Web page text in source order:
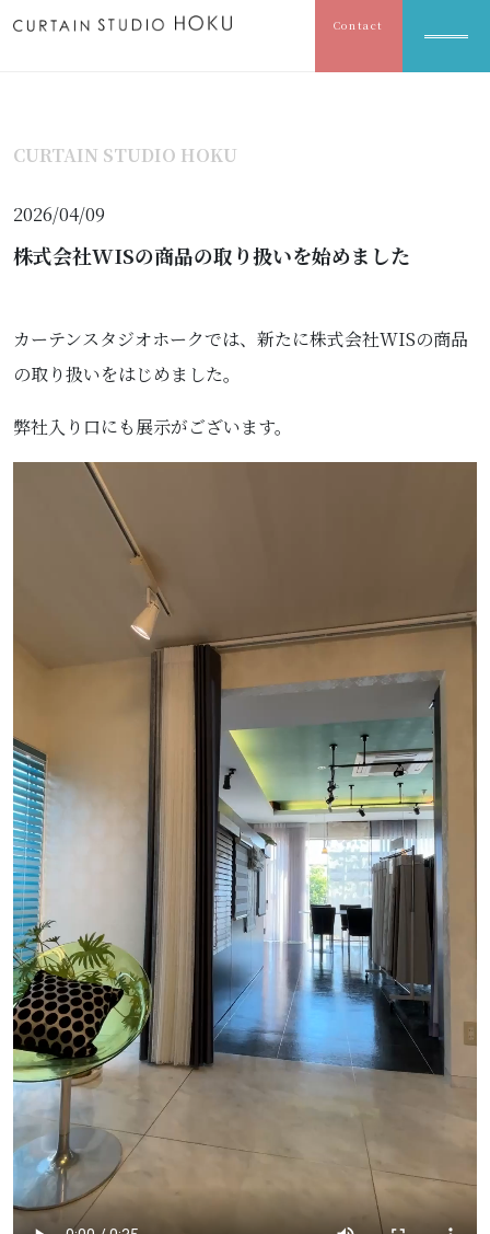
Contact
CURTAIN STUDIO HOKU
2026/04/09
株式会社WISの商品の取り扱いを始めました
カーテンスタジオホークでは、新たに株式会社WISの商品
の取り扱いをはじめました。
弊社入り口にも展示がございます。